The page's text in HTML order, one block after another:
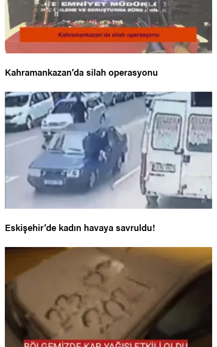
Kahramankazan’da silah operasyonu
Eskişehir’de kadın havaya savruldu!